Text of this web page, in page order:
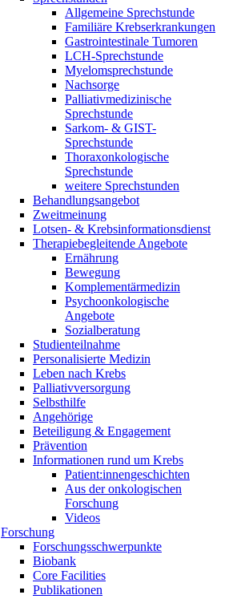
Allgemeine Sprechstunde
Familiäre Krebserkrankungen
Gastrointestinale Tumoren
LCH-Sprechstunde
Myelomsprechstunde
Nachsorge
Palliativmedizinische
Sprechstunde
Sarkom- & GIST-
Sprechstunde
Thoraxonkologische
Sprechstunde
weitere Sprechstunden
Behandlungsangebot
Zweitmeinung
Lotsen- & Krebsinformationsdienst
Therapiebegleitende Angebote
Ernährung
Bewegung
Komplementärmedizin
Psychoonkologische
Angebote
Sozialberatung
Studienteilnahme
Personalisierte Medizin
Leben nach Krebs
Palliativversorgung
Selbsthilfe
Angehörige
Beteiligung & Engagement
Prävention
Informationen rund um Krebs
Patient:innengeschichten
Aus der onkologischen
Forschung
Videos
Forschung
Forschungsschwerpunkte
Biobank
Core Facilities
Publikationen